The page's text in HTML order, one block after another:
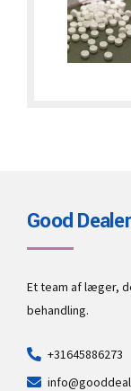
Good
Et team af læger,
behandling.
+31645886273